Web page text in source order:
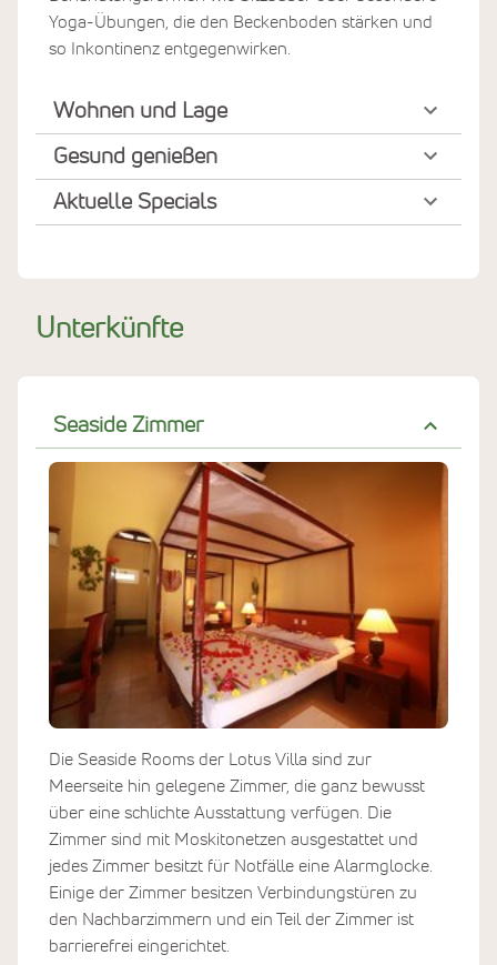
Yoga-Übungen, die den Beckenboden stärken und
so Inkontinenz entgegenwirken.
Wohnen und Lage
Gesund genießen
Aktuelle Specials
Unterkünfte
Seaside Zimmer
Die Seaside Rooms der Lotus Villa sind zur
Meerseite hin gelegene Zimmer, die ganz bewusst
über eine schlichte Ausstattung verfügen. Die
Zimmer sind mit Moskitonetzen ausgestattet und
jedes Zimmer besitzt für Notfälle eine Alarmglocke.
Einige der Zimmer besitzen Verbindungstüren zu
den Nachbarzimmern und ein Teil der Zimmer ist
barrierefrei eingerichtet.